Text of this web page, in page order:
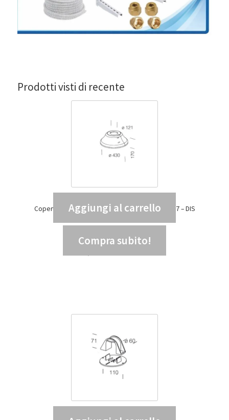
Prodotti visti di recente
Copertura base palo 222 diametro 120 GREY9007 – DIS
IVA INCLUSA
€
Aggiungi al carrello
Compra subito!